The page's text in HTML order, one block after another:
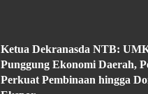
Ketua Dekranasda NTB:
Punggung Ekonomi Daerah,
Perkuat Pembinaan hingga